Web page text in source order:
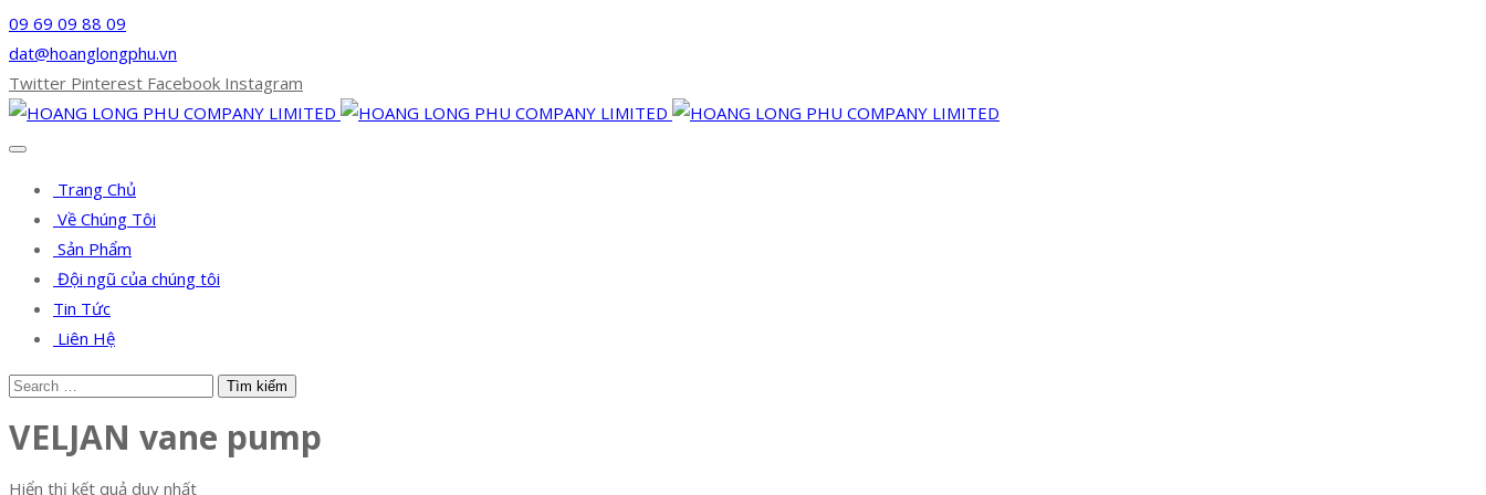
09 69 09 88 09
dat@hoanglongphu.vn
Twitter Pinterest Facebook Instagram
Trang Chủ
Về Chúng Tôi
Sản Phẩm
Đội ngũ của chúng tôi
Tin Tức
Liên Hệ
VELJAN vane pump
Hiển thị kết quả duy nhất